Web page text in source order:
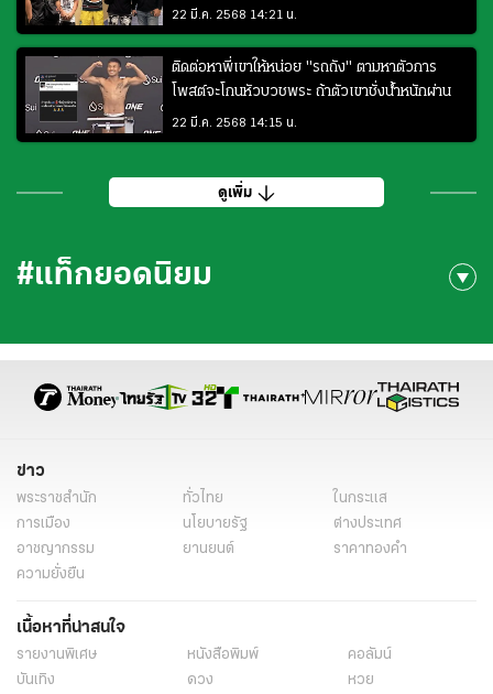
22 มี.ค. 2568 14:21 น.
ติดต่อหาพี่เขาให้หน่อย "รถถัง" ตามหาตัวการ
โพสต์จะโกนหัวบวชพระ ถ้าตัวเขาชั่งน้ำหนักผ่าน
22 มี.ค. 2568 14:15 น.
ดูเพิ่ม
#แท็กยอดนิยม
ข่าว
พระราชสำนัก ทั่วไทย
ในกระแส
การเมือง
นโยบายรัฐ
ต่างประเทศ
อาชญากรรม
ยานยนต์
ราคาทองคำ
ความยั่งยืน
เนื้อหาที่น่าสนใจ
รายงานพิเศษ หนังสือพิมพ์
คอลัมน์
บันเทิง
ดวง
หวย